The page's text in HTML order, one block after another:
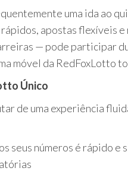
uma ida ao
apostas flexíveis
— pode participar
móvel da RedFoxLotto
Único
de uma experiência
seus números é rápido e